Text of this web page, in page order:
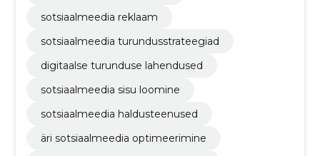
sotsiaalmeedia reklaam
sotsiaalmeedia turundusstrateegiad
digitaalse turunduse lahendused
sotsiaalmeedia sisu loomine
sotsiaalmeedia haldusteenused
äri sotsiaalmeedia optimeerimine